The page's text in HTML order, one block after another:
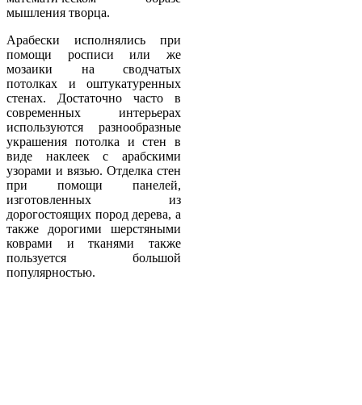
мышления творца.
Арабески исполнялись при
помощи росписи или же
мозаики на сводчатых
потолках и оштукатуренных
стенах. Достаточно часто в
современных интерьерах
используются разнообразные
украшения потолка и стен в
виде наклеек с арабскими
узорами и вязью. Отделка стен
при помощи панелей,
изготовленных из
дорогостоящих пород дерева, а
также дорогими шерстяными
коврами и тканями также
пользуется большой
популярностью.